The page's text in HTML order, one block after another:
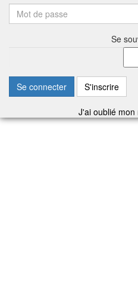
Se
Se connecter S'inscrire
J'ai oublié